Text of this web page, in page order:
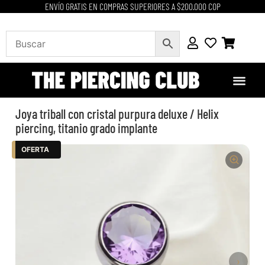
ENVÍO GRATIS EN COMPRAS SUPERIORES A $200.000 COP
Joya triball con cristal purpura deluxe / Helix
piercing, titanio grado implante
OFERTA
›